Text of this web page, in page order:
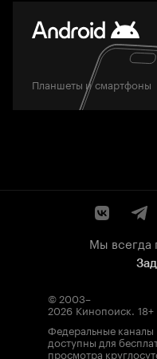
Планшеты и смартфоны
Мы всегда
© 2003–
2026 Кинопоиск. 18+
Федеральные каналы
доступны для
просмотра